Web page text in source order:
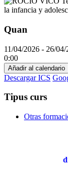
Quan
11/04/2026 - 26/
0:00
Añadir al calendario
Descargar ICS
Tipus curs
Otras